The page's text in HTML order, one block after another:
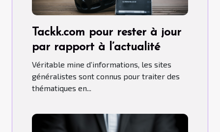
Tackk.com pour rester à jour
par rapport à l’actualité
Véritable mine d’informations, les sites
généralistes sont connus pour traiter des
thématiques en...